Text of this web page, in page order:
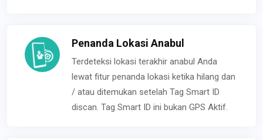
Penanda Lokasi Anabul
Terdeteksi lokasi terakhir anabul Anda
lewat fitur penanda lokasi ketika hilang dan
/ atau ditemukan setelah Tag Smart ID
discan. Tag Smart ID ini bukan GPS Aktif.